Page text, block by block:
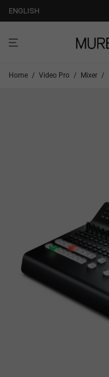
ENGLISH
Home / Video Pro / Mixer /